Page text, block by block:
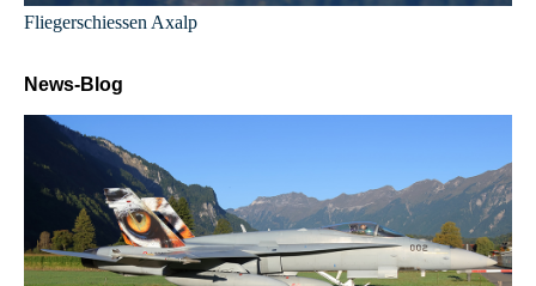
Fliegerschiessen Axalp
News-Blog